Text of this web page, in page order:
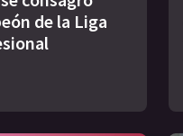
de la Liga